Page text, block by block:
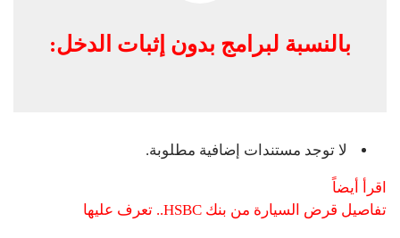
بالنسبة لبرامج بدون إثبات الدخل:
لا توجد مستندات إضافية مطلوبة.
اقرأ أيضاً
تفاصيل قرض السيارة من بنك HSBC.. تعرف عليها